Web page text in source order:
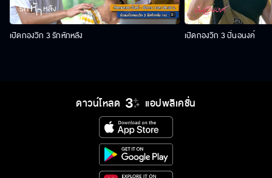
เปิดกองวิก 3 รักหักหลัง เปิดกองวิก 3 ปิ่นอนงค์
ดาวน์โหลด แอปพลิเคชั่น